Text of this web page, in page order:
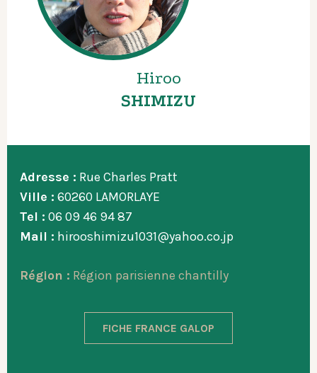
Hiroo
SHIMIZU
Adresse : Rue Charles Pratt
Ville : 60260 LAMORLAYE
Tel : 06 09 46 94 87
Mail : hirooshimizu1031@yahoo.co.jp
Région : Région parisienne chantilly
FICHE FRANCE GALOP